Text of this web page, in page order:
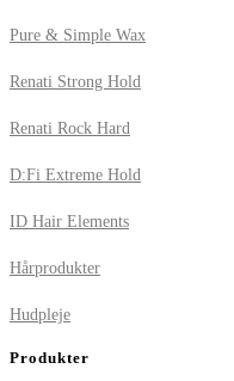
Pure & Simple Wax
Renati Strong Hold
Renati Rock Hard
D:Fi Extreme Hold
ID Hair Elements
Hårprodukter
Hudpleje
Produkter